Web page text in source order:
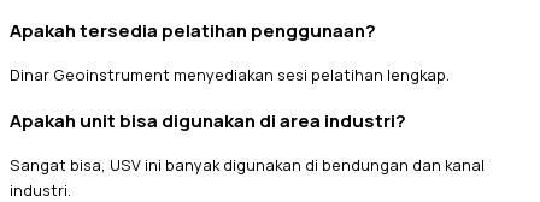
Apakah tersedia pelatihan penggunaan?
Dinar Geoinstrument menyediakan sesi pelatihan lengkap.
Apakah unit bisa digunakan di area industri?
Sangat bisa, USV ini banyak digunakan di bendungan dan kanal
industri.